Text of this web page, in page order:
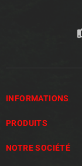
INFORMATIONS
PRODUITS
NOTRE SOCIÉTÉ